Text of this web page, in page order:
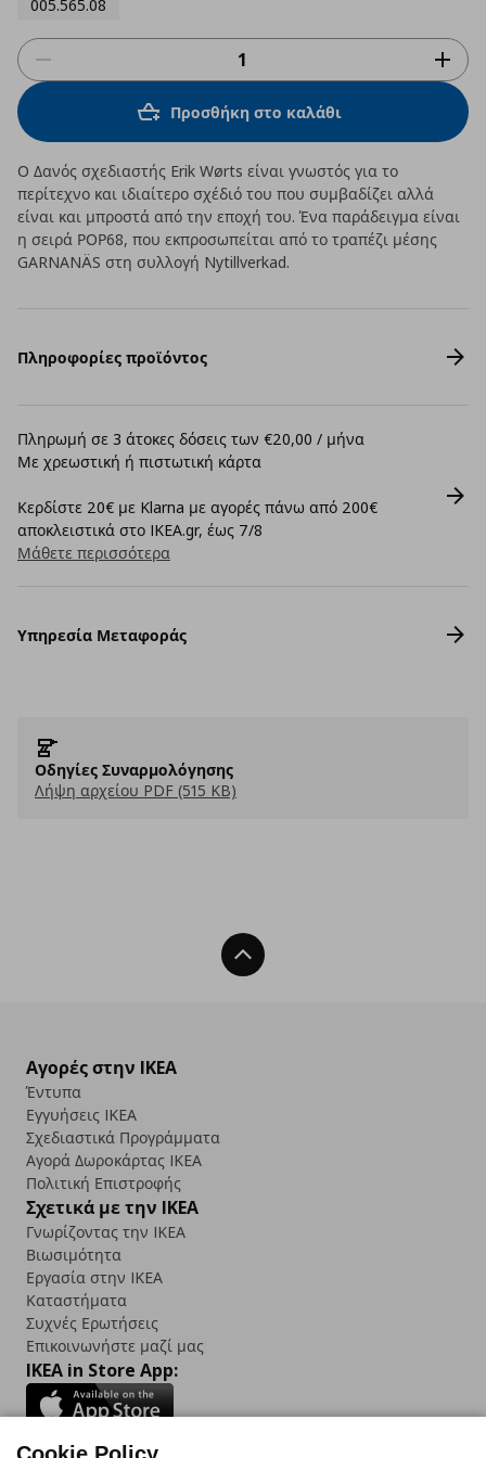
005.565.08
Προσθήκη στο καλάθι
Ο Δανός σχεδιαστής Erik Wørts είναι γνωστός για το
περίτεχνο και ιδιαίτερο σχέδιό του που συμβαδίζει αλλά
είναι και μπροστά από την εποχή του. Ένα παράδειγμα είναι
η σειρά ΡΟΡ68, που εκπροσωπείται από το τραπέζι μέσης
GARNANÄS στη συλλογή Nytillverkad.
Πληροφορίες προϊόντος
Πληρωμή σε 3 άτοκες δόσεις των €20,00 / μήνα
Με χρεωστική ή πιστωτική κάρτα
Κερδίστε 20€ με Klarna με αγορές πάνω από 200€
αποκλειστικά στο IKEA.gr, έως 7/8
Μάθετε περισσότερα
Υπηρεσία Μεταφοράς
Οδηγίες Συναρμολόγησης
Λήψη αρχείου PDF (515 KB)
Back To Top
Αγορές στην IKEA
Έντυπα
Εγγυήσεις IKEA
Σχεδιαστικά Προγράμματα
Αγορά Δωρoκάρτας IKEA
Πολιτική Επιστροφής
Σχετικά με την IKEA
Γνωρίζοντας την IKEA
Βιωσιμότητα
Εργασία στην IKEA
Καταστήματα
Συχνές Ερωτήσεις
Επικοινωνήστε μαζί μας
IKEA in Store App: